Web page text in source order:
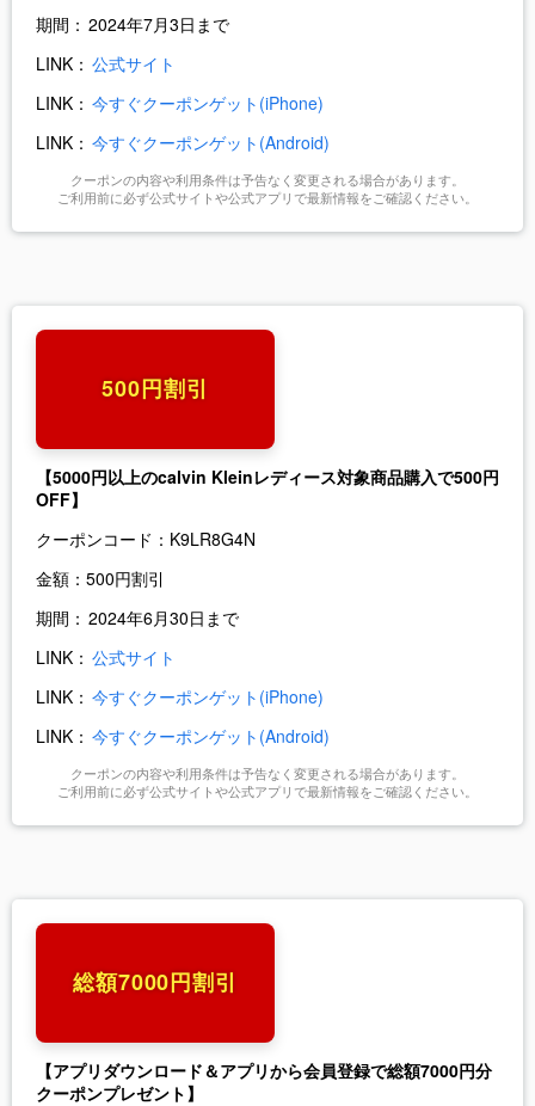
期間： 2024年7月3日まで
LINK： 公式サイト
LINK： 今すぐクーポンゲット(iPhone)
LINK： 今すぐクーポンゲット(Android)
クーポンの内容や利用条件は予告なく変更される場合があります。
ご利用前に必ず公式サイトや公式アプリで最新情報をご確認ください。
500円割引
【5000円以上のcalvin Kleinレディース対象商品購入で500円
OFF】
クーポンコード： K9LR8G4N
金額： 500円割引
期間： 2024年6月30日まで
LINK： 公式サイト
LINK： 今すぐクーポンゲット(iPhone)
LINK： 今すぐクーポンゲット(Android)
クーポンの内容や利用条件は予告なく変更される場合があります。
ご利用前に必ず公式サイトや公式アプリで最新情報をご確認ください。
総額7000円割引
【アプリダウンロード＆アプリから会員登録で総額7000円分
クーポンプレゼント】